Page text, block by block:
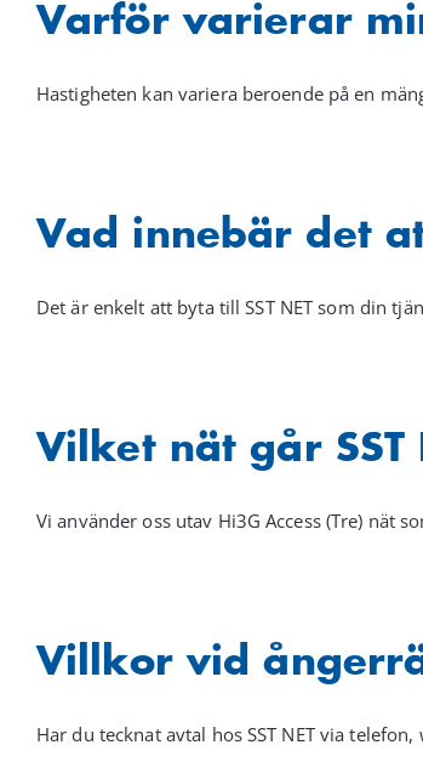
Varför varierar
Hastigheten kan variera beroende på en
Vad innebär det
Det är enkelt att byta till SST NET som din
Vilket nät går SST
Vi använder oss utav Hi3G Access (Tre) nät
Villkor vid
Har du tecknat avtal hos SST NET via